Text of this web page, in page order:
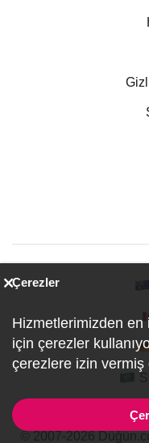
Çerezler
Hizmetlerimizden
için çerezler
çerezlere izin vermiş